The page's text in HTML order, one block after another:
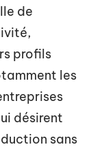
de
profils
les
désirent
sans